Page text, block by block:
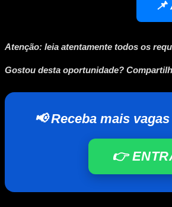
📌
Atenção: leia atentamente todos os
Gostou desta oportunidade?
📢 Receba mais
👉